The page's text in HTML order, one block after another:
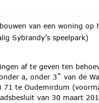
van een woning op
Sybrandy’s speelpark)
af te geven ten
a, onder 3˚ van de
te Oudemirdum
van 30 maart